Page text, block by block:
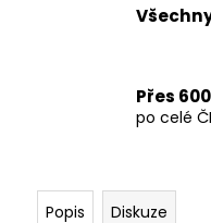
Přes
po celé
Popis Diskuze